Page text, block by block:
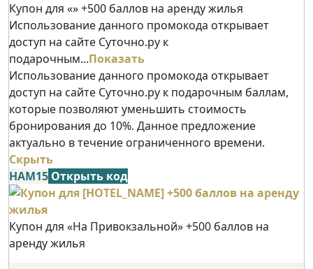
Купон для «» +500 баллов на аренду жилья
Использование данного промокода открывает
доступ на сайте Суточно.ру к
подарочным...Показать
Использование данного промокода открывает
доступ на сайте Суточно.ру к подарочным баллам,
которые позволяют уменьшить стоимость
бронирования до 10%. Данное предложение
актуально в течение ограниченного времени.
Скрыть
НАМ15 Открыть код
Купон для «На Привокзальной» +500 баллов на
аренду жилья